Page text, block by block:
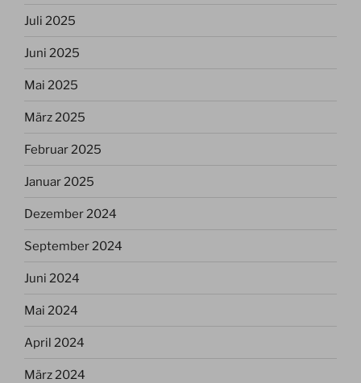
Juli 2025
Juni 2025
Mai 2025
März 2025
Februar 2025
Januar 2025
Dezember 2024
September 2024
Juni 2024
Mai 2024
April 2024
März 2024